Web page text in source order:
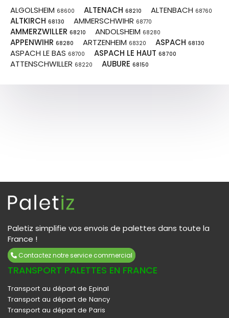
ALGOLSHEIM 68600 ALTENACH 68210 ALTENBACH 68760
ALTKIRCH 68130 AMMERSCHWIHR 68770
AMMERZWILLER 68210 ANDOLSHEIM 68280
APPENWIHR 68280 ARTZENHEIM 68320 ASPACH 68130
ASPACH LE BAS 68700 ASPACH LE HAUT 68700
ATTENSCHWILLER 68220 AUBURE 68150
Paletiz simplifie vos envois de palettes dans toute la
France !
Contactez notre service commercial
TRANSPORT PALETTES EN FRANCE
Transport au départ de Epinal
Transport au départ de Nancy
Transport au départ de Paris